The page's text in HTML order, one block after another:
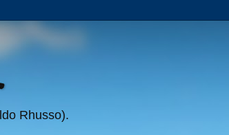
Rhusso).